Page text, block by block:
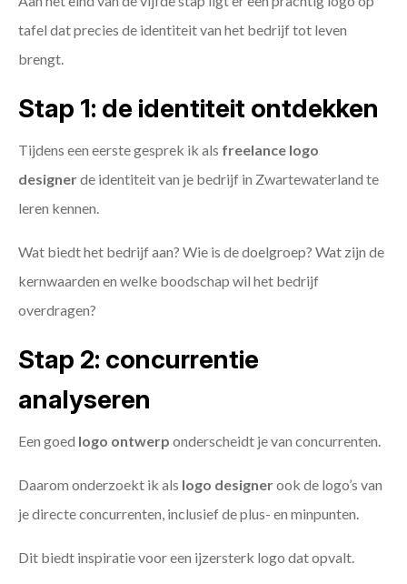
tafel dat precies de identiteit van het bedrijf tot leven
brengt.
Stap 1: de identiteit ontdekken
Tijdens een eerste gesprek ik als freelance logo
designerde identiteit van je bedrijf in Zwartewaterland te
leren kennen.
Wat biedt het bedrijf aan? Wie is de doelgroep? Wat zijn de
kernwaarden en welke boodschap wil het bedrijf
overdragen?
Stap 2: concurrentie
analyseren
Een goed logo ontwerp onderscheidt je van concurrenten.
Daarom onderzoekt ik als logo designerook de logo’s van
je directe concurrenten, inclusief de plus- en minpunten.
Dit biedt inspiratie voor een ijzersterk logo dat opvalt.